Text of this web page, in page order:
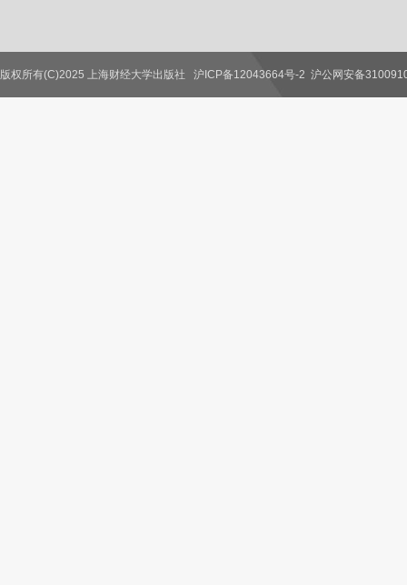
联系我们
版权所有(C)2025 上海财经大学出版社 沪ICP备12043664号-2 沪公网安备